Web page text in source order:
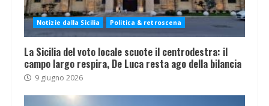
Notizie dalla Sicilia Politica & retroscena
La Sicilia del voto locale scuote il centrodestra: il
campo largo respira, De Luca resta ago della bilancia
9 giugno 2026